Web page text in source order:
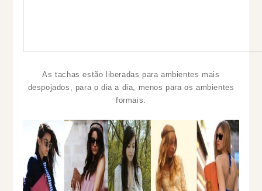
As tachas estão liberadas para ambientes mais
despojados, para o dia a dia, menos para os ambientes
formais.